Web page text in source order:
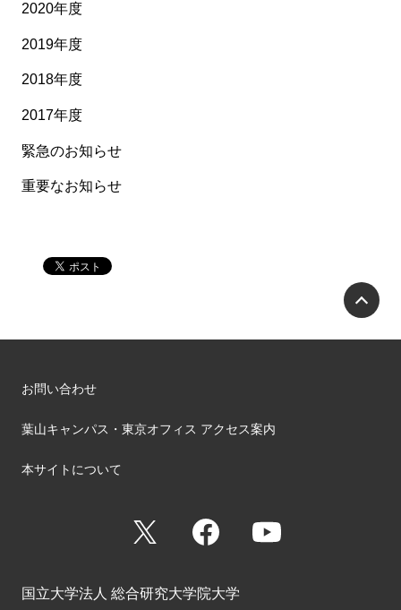
2020年度
2019年度
2018年度
2017年度
緊急のお知らせ
重要なお知らせ
お問い合わせ
葉山キャンパス・東京オフィス アクセス案内
本サイトについて
Facebook
国立大学法人 総合研究大学院大学